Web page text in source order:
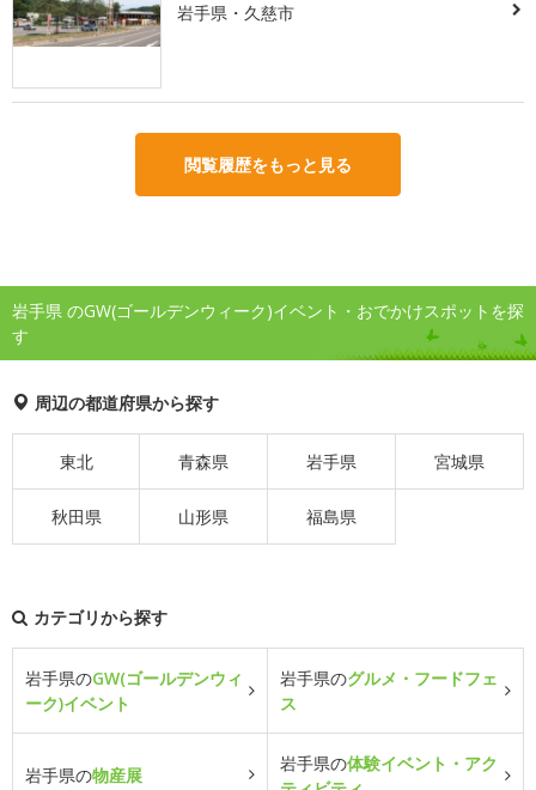
岩手県・久慈市
閲覧履歴をもっと見る
岩手県 のGW(ゴールデンウィーク)イベント・おでかけスポットを探
す
周辺の都道府県から探す
東北 青森県 岩手県 宮城県
秋田県 山形県 福島県
カテゴリから探す
岩手県のGW(ゴールデンウィ
ーク)イベント
岩手県のグルメ・フードフェ
ス
岩手県の物産展
岩手県の体験イベント・アク